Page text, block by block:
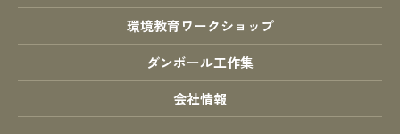
環境教育ワークショップ
ダンボール工作集
会社情報